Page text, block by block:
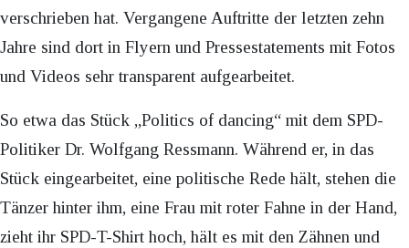
verschrieben hat. Vergangene Auftritte der letzten zehn
Jahre sind dort in Flyern und Pressestatements mit Fotos
und Videos sehr transparent aufgearbeitet.
So etwa das Stück „Politics of dancing“ mit dem SPD-
Politiker Dr. Wolfgang Ressmann. Während er, in das
Stück eingearbeitet, eine politische Rede hält, stehen die
Tänzer hinter ihm, eine Frau mit roter Fahne in der Hand,
zieht ihr SPD-T-Shirt hoch, hält es mit den Zähnen und